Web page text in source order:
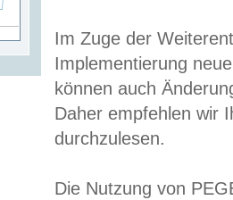
Im Zuge der
Implementierung
können auch
Daher empfehlen wir
durchzulesen.
Die Nutzung von